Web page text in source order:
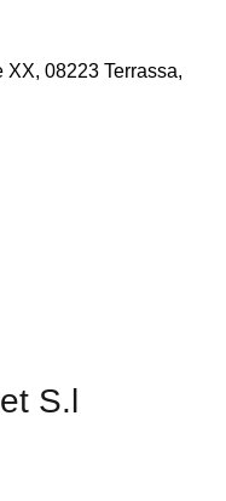
08223 Terrassa,
S.l